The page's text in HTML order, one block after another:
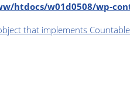
htdocs/w01d0508/wp-
that implements